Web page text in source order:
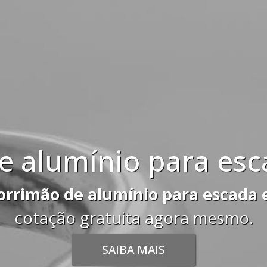
externa
e faça uma